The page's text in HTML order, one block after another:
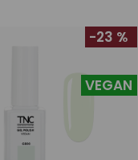
VEGAN
-23 %